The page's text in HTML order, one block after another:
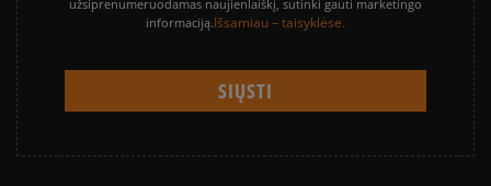
užsiprenumeruodamas naujienlaiškį, sutinki gauti marketingo
informaciją.Išsamiau – taisyklėse.